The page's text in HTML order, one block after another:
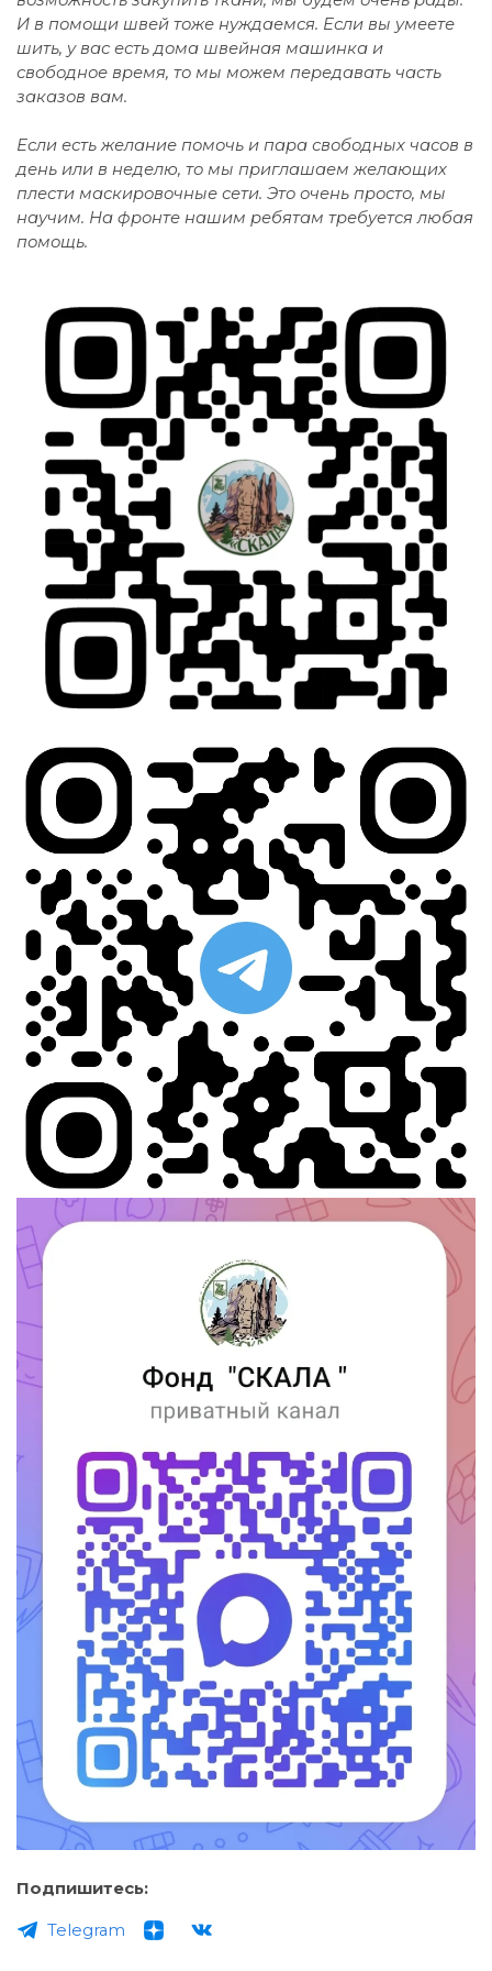
И в помощи швей тоже нуждаемся. Если вы умеете
шить, у вас есть дома швейная машинка и
свободное время, то мы можем передавать часть
заказов вам.
Если есть желание помочь и пара свободных часов в
день или в неделю, то мы приглашаем желающих
плести маскировочные сети. Это очень просто, мы
научим. На фронте нашим ребятам требуется любая
помощь.
Подпишитесь:
Telegram